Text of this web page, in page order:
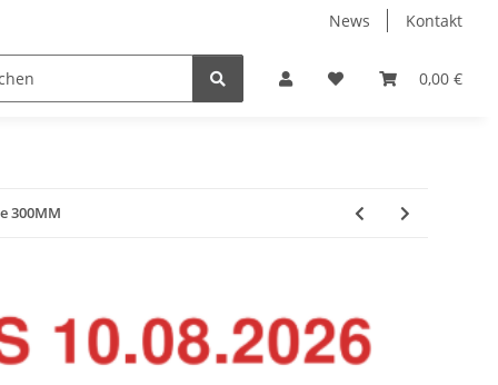
News Kontakt
0,00 €
Belüftung & Entlüftung
300MM